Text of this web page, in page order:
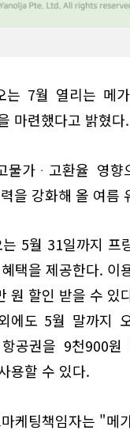
는 7월 열리는 메
마련했다고 밝혔다.
물가ᆞ고환율 영
을 강화해 올 여름
5월 31일까지
택을 제공한다.
원 할인 받을 수 있
에도 5월 말까지
공권을 9천900
용할 수 있다.
케팅책임자는 "메